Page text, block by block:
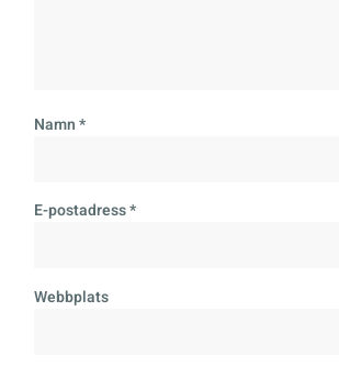
Namn*
E-postadress*
Webbplats